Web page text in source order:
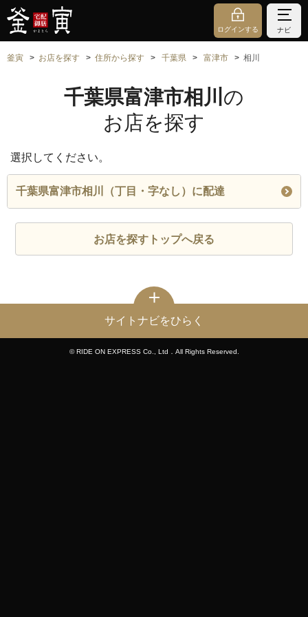
ログインする ナビ
釜寅 お店を探す 住所から探す 千葉県 富津市 相川
千葉県富津市相川 の
お店を探す
選択してください。
千葉県富津市相川（丁目・字なし）に配達
お店を探すトップへ戻る
サイトナビをひらく
© RIDE ON EXPRESS Co., Ltd．All Rights Reserved.